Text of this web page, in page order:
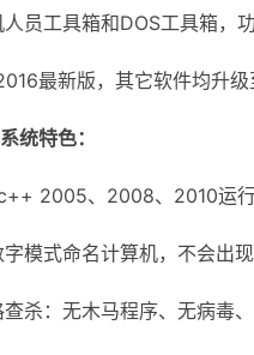
工具箱和DOS工具箱，
最新版，其它软件均升级
特色：
2005、2008、2010运行
式命名计算机，不会出现
：无木马程序、无病毒、